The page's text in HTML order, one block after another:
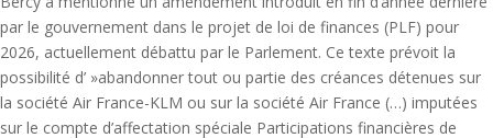
par le gouvernement dans le projet de loi de finances (PLF) pour
2026, actuellement débattu par le Parlement. Ce texte prévoit la
possibilité d’ »abandonner tout ou partie des créances détenues sur
la société Air France-KLM ou sur la société Air France (…) imputées
sur le compte d’affectation spéciale Participations financières de